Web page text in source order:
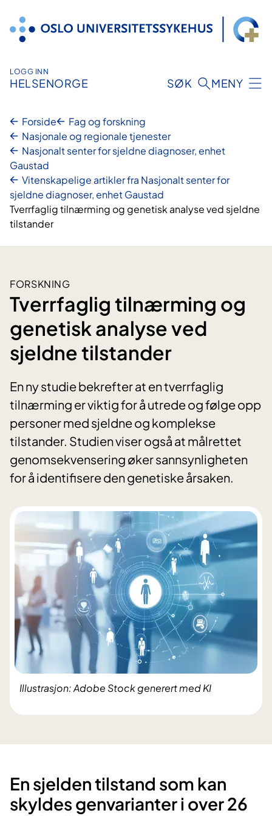
innhold
LOGG INN
HELSENORGE SØK MENY
Forside
Fag og forskning
Nasjonale og regionale tjenester
Nasjonalt senter for sjeldne diagnoser, enhet
Gaustad
Vitenskapelige artikler fra Nasjonalt senter for
sjeldne diagnoser, enhet Gaustad
Tverrfaglig tilnærming og genetisk analyse ved sjeldne
tilstander
FORSKNING
Tverrfaglig tilnærming og
genetisk analyse ved
sjeldne tilstander
En ny studie bekrefter at en tverrfaglig
tilnærming er viktig for å utrede og følge opp
personer med sjeldne og komplekse
tilstander. Studien viser også at målrettet
genomsekvensering øker sannsynligheten
for å identifisere den genetiske årsaken.
Illustrasjon: Adobe Stock generert med KI
En sjelden tilstand som kan
skyldes genvarianter i over 26